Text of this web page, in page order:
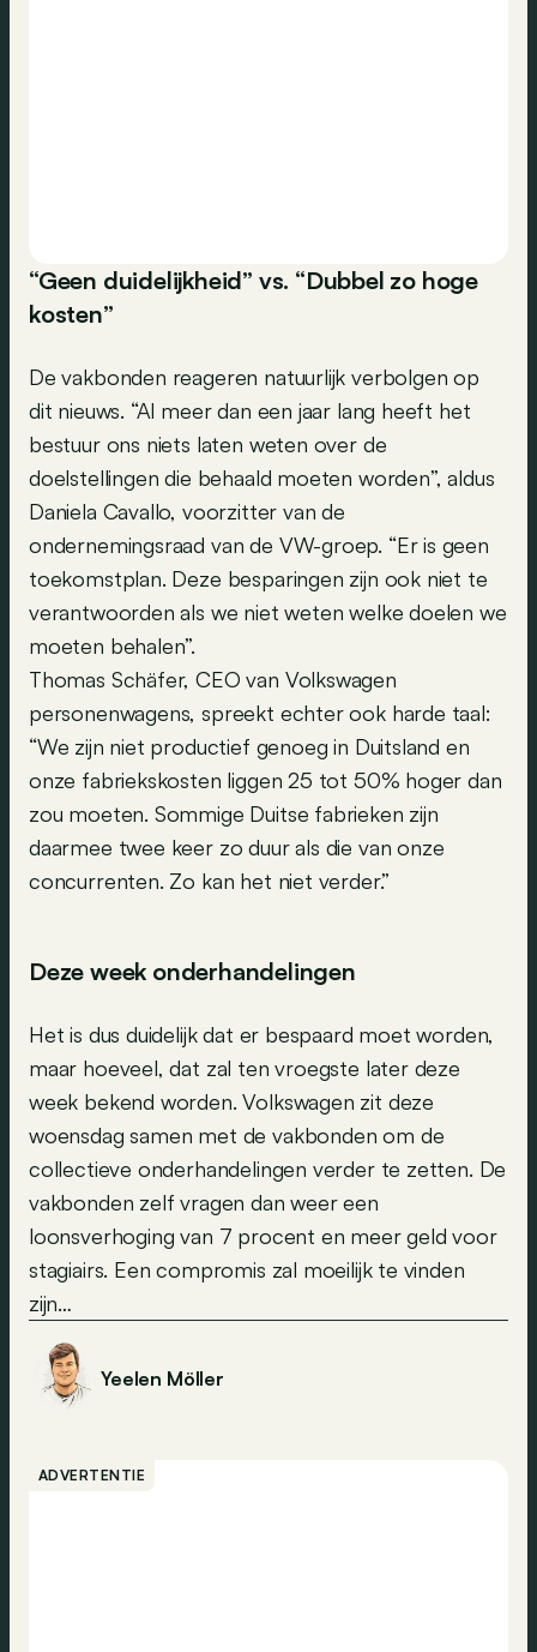
“Geen duidelijkheid” vs. “Dubbel zo hoge
kosten”
De vakbonden reageren natuurlijk verbolgen op
dit nieuws. “Al meer dan een jaar lang heeft het
bestuur ons niets laten weten over de
doelstellingen die behaald moeten worden”, aldus
Daniela Cavallo, voorzitter van de
ondernemingsraad van de VW-groep. “Er is geen
toekomstplan. Deze besparingen zijn ook niet te
verantwoorden als we niet weten welke doelen we
moeten behalen”.
Thomas Schäfer, CEO van Volkswagen
personenwagens, spreekt echter ook harde taal:
“We zijn niet productief genoeg in Duitsland en
onze fabriekskosten liggen 25 tot 50% hoger dan
zou moeten. Sommige Duitse fabrieken zijn
daarmee twee keer zo duur als die van onze
concurrenten. Zo kan het niet verder.”
Deze week onderhandelingen
Het is dus duidelijk dat er bespaard moet worden,
maar hoeveel, dat zal ten vroegste later deze
week bekend worden. Volkswagen zit deze
woensdag samen met de vakbonden om de
collectieve onderhandelingen verder te zetten. De
vakbonden zelf vragen dan weer een
loonsverhoging van 7 procent en meer geld voor
stagiairs. Een compromis zal moeilijk te vinden
zijn…
Yeelen Möller
ADVERTENTIE